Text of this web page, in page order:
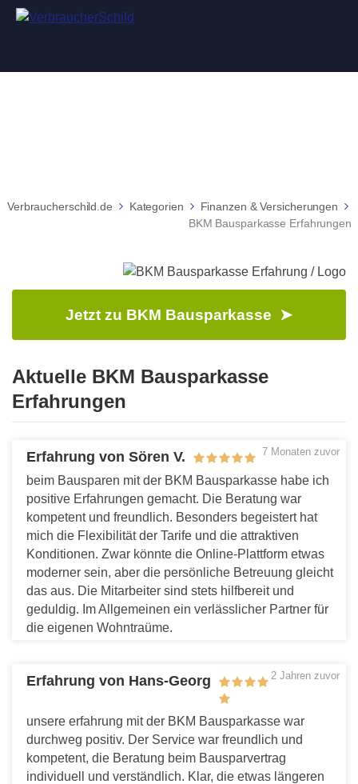
Verbraucherschild.de Kategorien
Finanzen & Versicherungen
BKM Bausparkasse Erfahrungen
Jetzt zu BKM Bausparkasse ➤
Aktuelle BKM Bausparkasse
Erfahrungen
Erfahrung von Sören V. 7 Monaten zuvor
beim Bausparen mit der BKM Bausparkasse habe ich
positive Erfahrungen gemacht. Die Beratung war
kompetent und freundlich. Besonders begeistert hat
mich die Flexibilität der Tarife und die attraktiven
Konditionen. Zwar könnte die Online-Plattform etwas
moderner sein, aber die persönliche Betreuung gleicht
das aus. Die Mitarbeiter sind stets hilfbereit und
geduldig. Im Allgemeinen ein verlässlicher Partner für
die eigenen Wohntraüme.
Erfahrung von Hans-Georg 2 Jahren zuvor
unsere erfahrung mit der BKM Bausparkasse war
durchweg positiv. Der Service war freundlich und
kompetent, die Beratung beim Bausparvertrag
individuell und verständlich. Klar, die etwas längeren